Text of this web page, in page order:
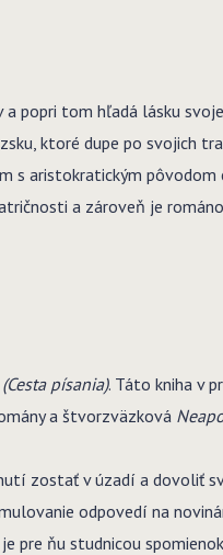
popri tom hľadá lásku
ktoré dupe po svojich
s aristokratickým
a zároveň je
písania). Táto kniha v
a štvorzväzková
zostať v úzadí a dovoliť
odpovedí na
pre ňu studnicou